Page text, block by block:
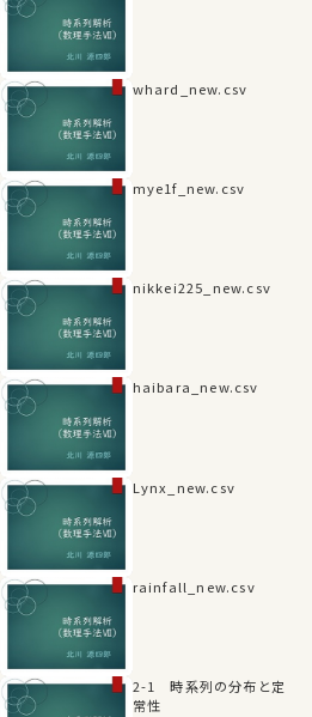
whard_new.csv
mye1f_new.csv
nikkei225_new.csv
haibara_new.csv
Lynx_new.csv
rainfall_new.csv
2-1 時系列の分布と定
常性